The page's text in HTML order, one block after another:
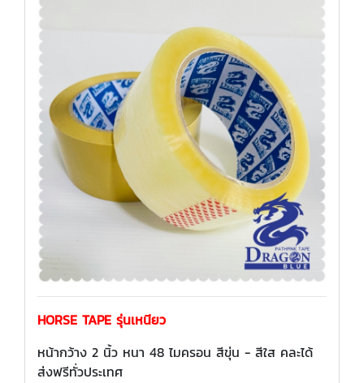
HORSE TAPE รุ่นเหนียว
หน้ากว้าง 2 นิ้ว หนา 48 ไมครอน สีขุ่น - สีใส คละได้
ส่งฟรีทั่วประเทศ